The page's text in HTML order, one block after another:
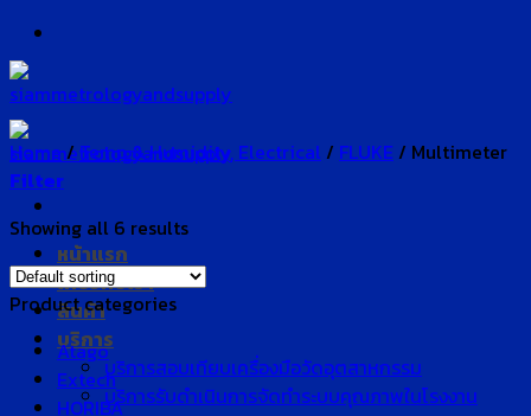
Skip
to
content
หน้าแรก
เกี่ยวกับเรา
สินค้า
บริการ
บริการสอบเทียบเครื่องมือวัดอุตสาหกรรม
บริการรับดำเนินการจัดทำระบบคุณภาพในโรงงาน
Home /Temp & Humidity, Electrical / FLUKE / Multimeter
Filter
Showing all 6 results
Product categories
Atago
Extech
HORIBA